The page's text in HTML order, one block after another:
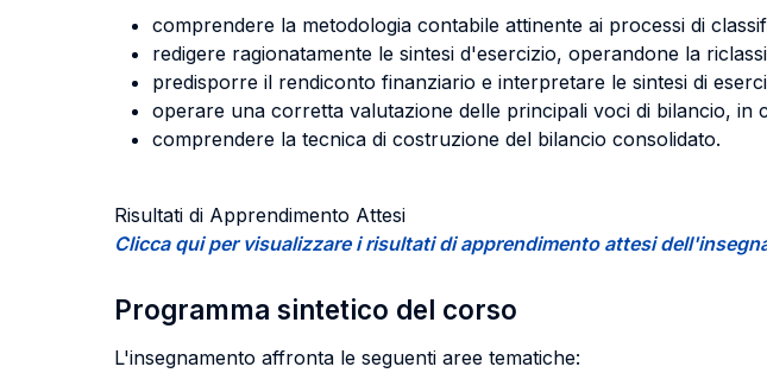
comprendere la metodologia contabile attinente ai processi di
redigere ragionatamente le sintesi d'esercizio, operandone la
predisporre il rendiconto finanziario e interpretare le sintesi di
operare una corretta valutazione delle principali voci di bilancio, in
comprendere la tecnica di costruzione del bilancio consolidato.
Risultati di Apprendimento Attesi
Clicca qui per visualizzare i risultati di apprendimento attesi
Programma sintetico del corso
L'insegnamento affronta le seguenti aree tematiche: